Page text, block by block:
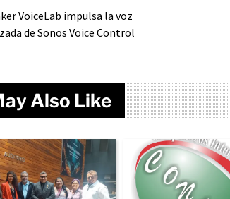
VoiceLab impulsa la voz
de Sonos Voice Control
Also Like